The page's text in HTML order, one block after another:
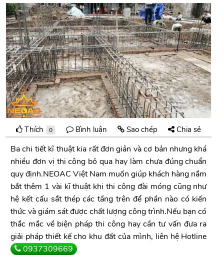
Thích 0 Bình luận Sao chép Chia sẻ
Ba chi tiết kĩ thuật kia rất đơn giản và cơ bản nhưng khá
nhiều đơn vị thi công bỏ qua hay làm chưa đúng chuẩn
quy định.NEOAC Việt Nam muốn giúp khách hàng nắm
bắt thêm 1 vài kĩ thuật khi thi công đài móng cũng như
hệ kết cấu sắt thép các tầng trên để phần nào có kiến
thức và giám sát được chất lượng công trình.Nếu bạn có
thắc mắc về biện pháp thi công hay cần tư vấn đưa ra
giải pháp thiết kế cho khu đất của mình, liên hệ Hotline
0937309669